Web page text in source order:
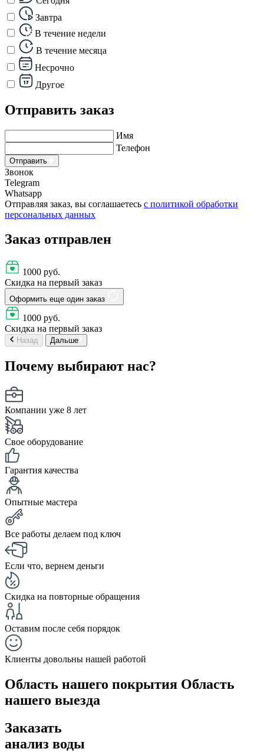
Завтра
В течение недели
В течение месяца
Несрочно
Другое
Отправить заказ
Имя
Телефон
Отправить
Звонок
Telegram
Whatsapp
Отправляя заказ, вы соглашаетесь с политикой обработки
персональных данных
Заказ отправлен
1000 руб.
Скидка на первый заказ
Оформить еще один заказ
1000 руб.
Скидка на первый заказ
Назад Дальше
Почему выбирают нас?
Компании уже 8 лет
Свое оборудование
Гарантия качества
Опытные мастера
Все работы делаем под ключ
Если что, вернем деньги
Скидка на повторные обращения
Оставим после себя порядок
Клиенты довольны нашей работой
Область нашего покрытия Область
нашего выезда
Заказать
анализ воды